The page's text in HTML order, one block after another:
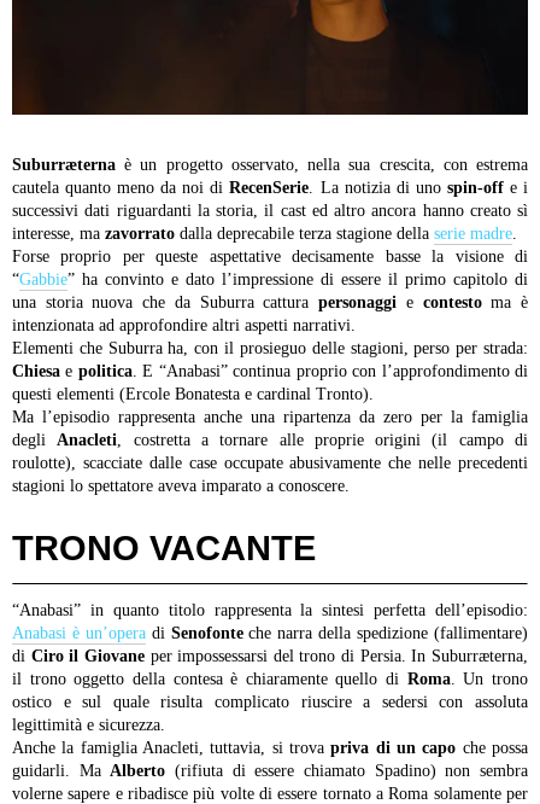
Suburræterna è un progetto osservato, nella sua crescita, con estrema
cautela quanto meno da noi diRecenSerie . La notizia di uno spin-offe i
successivi dati riguardanti la storia, il cast ed altro ancora hanno creato sì
interesse, ma zavorrato dalla deprecabile terza stagione della serie madre
Forse proprio per queste aspettative decisamente basse la visione di
“Gabbie” ha convinto e dato l’impressione di essere il primo capitolo di
una storia nuova che da Suburra catturapersonaggi e contestoma è
intenzionata ad approfondire altri aspetti narrativi.
Elementi che Suburra ha, con il prosieguo delle stagioni, perso per strada:
Chiesa e politica. E “Anabasi” continua proprio con l’approfondimento di
questi elementi (Ercole Bonatesta e cardinal Tronto).
Ma l’episodio rappresenta anche una ripartenza da zero per la famiglia
degli Anacleti , costretta a tornare alle proprie origini (il campo di
roulotte), scacciate dalle case occupate abusivamente che nelle precedenti
stagioni lo spettatore aveva imparato a conoscere.
TRONO VACANTE
“Anabasi” in quanto titolo rappresenta la sintesi perfetta dell’episodio:
Anabasi è un’operadi Senofonteche narra della spedizione (fallimentare)
di Ciro il Giovaneper impossessarsi del trono di Persia. In Suburræterna,
il trono oggetto della contesa è chiaramente quello di Roma. Un trono
ostico e sul quale risulta complicato riuscire a sedersi con assoluta
legittimità e sicurezza.
Anche la famiglia Anacleti, tuttavia, si trovapriva di un capo che possa
guidarli. Ma Alberto (rifiuta di essere chiamato Spadino) non sembra
volerne sapere e ribadisce più volte di essere tornato a Roma solamente per